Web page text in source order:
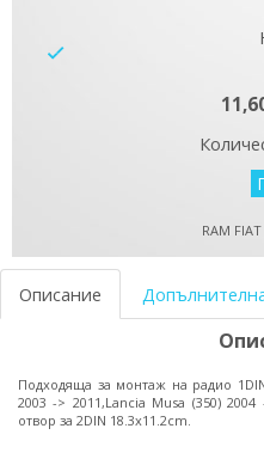
RAM
Описание
Подходяща за монтаж на радио
2003 -> 2011,Lancia Musa (350)
отвор за 2DIN 18.3x11.2cm.